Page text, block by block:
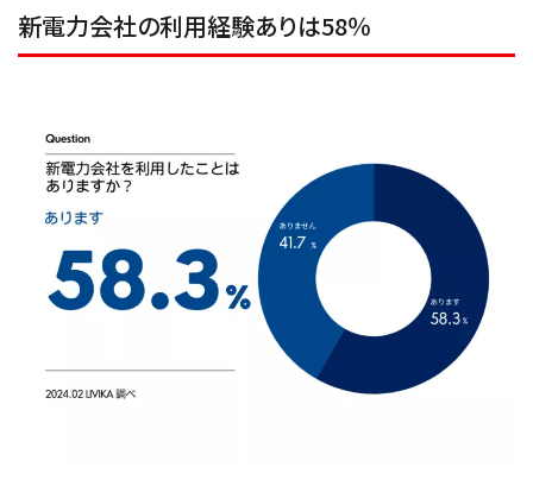
新電力会社の利用経験ありは58％